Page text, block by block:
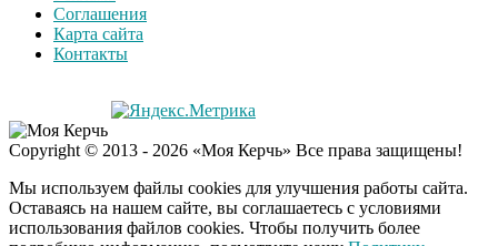
Соглашения
Карта сайта
Контакты
Copyright © 2013 - 2026 «Моя Керчь» Все права защищены!
Мы используем файлы cookies для улучшения работы сайта.
Оставаясь на нашем сайте, вы соглашаетесь с условиями
использования файлов cookies. Чтобы получить более